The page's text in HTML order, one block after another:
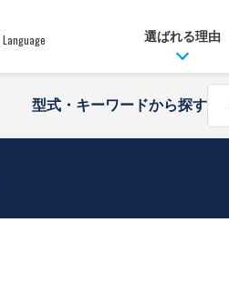
Language 選ばれる理由
型式・キーワードから探す